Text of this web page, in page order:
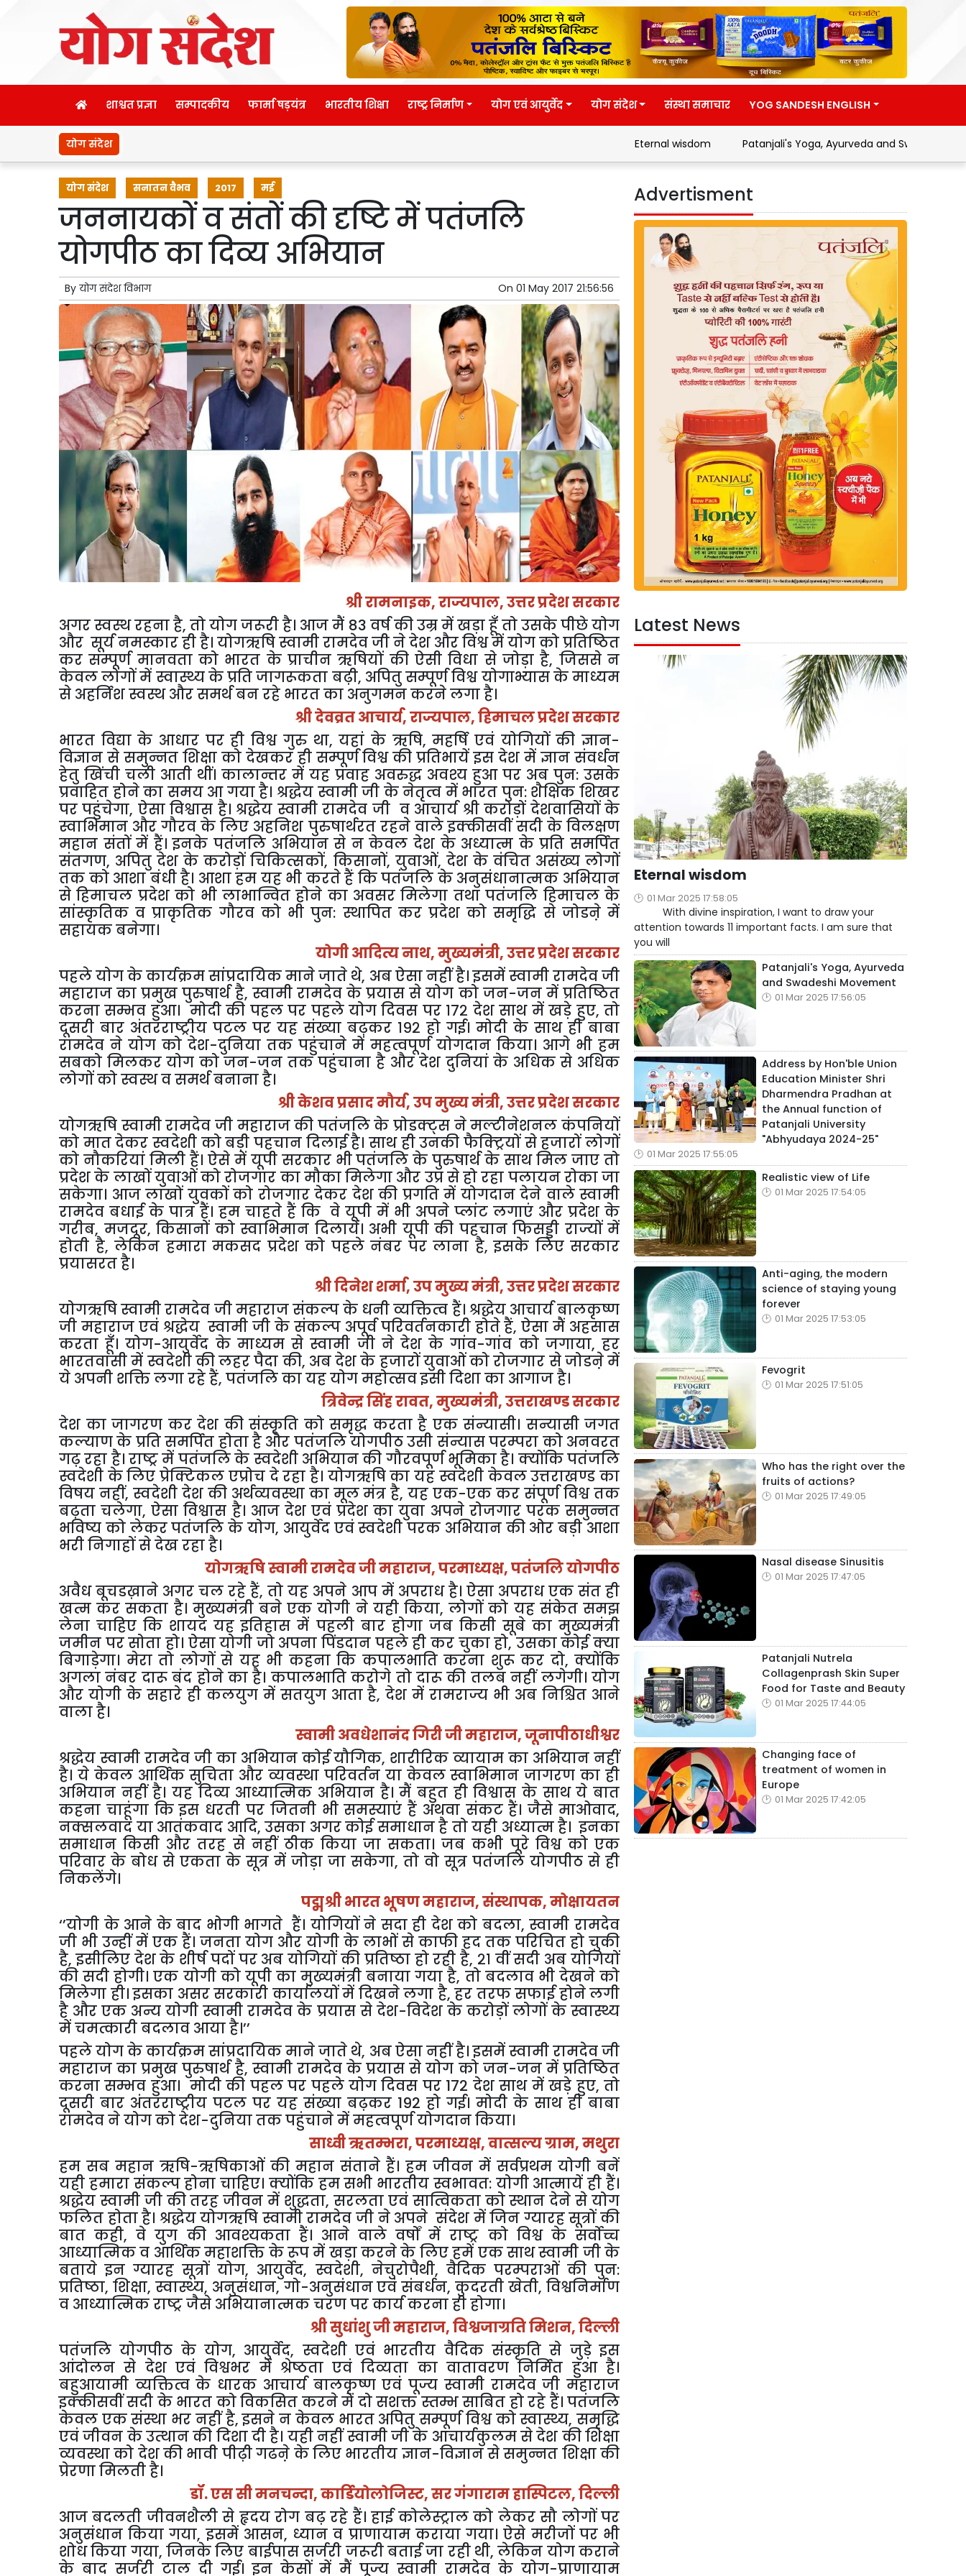
शाश्वत प्रज्ञा सम्पादकीय फार्मा षड़यंत्र भारतीय शिक्षा राष्ट्र निर्माण योग एवं आयुर्वेद योग संदेश संस्था समाचार YOG SANDESH ENGLISH
योग संदेश Eternal wisdom Patanjali's Yoga, Ayurveda and Swadeshi Movement
योग संदेश सनातन वैभव 2017 मई
जननायकों व संतों की दृष्टि में पतंजलि
योगपीठ का दिव्य अभियान
By योग संदेश विभाग On 01 May 2017 21:56:56
श्री रामनाइक,राज्यपाल,उत्तर प्रदेश सरकार
अगर स्वस्थ रहना है,तो योग जरूरी है। आज मैं 83 वर्ष की उम्र में खड़ा हूँ तो उसके पीछे योग
और सूर्य नमस्कार ही है। योगऋषि स्वामी रामदेव जी ने देश और विश्व में योग को प्रतिष्ठित
कर सम्पूर्ण मानवता को भारत के प्राचीन ऋषियों की ऐसी विधा से जोड़ा है, जिससे न
केवल लोगों में स्वास्थ्य के प्रति जागरूकता बढ़ी, अपितु सम्पूर्ण विश्व योगाभ्यास के माध्यम
से अहर्निश स्वस्थ और समर्थ बन रहे भारत का अनुगमन करने लगा है।
श्री देवव्रत आचार्य,राज्यपाल,हिमाचल प्रदेश सरकार
भारत विद्या के आधार पर ही विश्व गुरु था,यहां के ऋषि,महर्षि एवं योगियों की ज्ञान-
विज्ञान से समुन्नत शिक्षा को देखकर ही सम्पूर्ण विश्व की प्रतिभायें इस देश में ज्ञान संवर्धन
हेतु खिंची चली आती थीं। कालान्तर में यह प्रवाह अवरुद्ध अवश्य हुआ पर अब पुन: उसके
प्रवाहित होने का समय आ गया है। श्रद्धेय स्वामी जी के नेतृत्व में भारत पुन: शैक्षिक शिखर
पर पहुंचेगा, ऐसा विश्वास है। श्रद्धेय स्वामी रामदेव जी व आचार्य श्री करोड़ों देशवासियों के
स्वाभिमान और गौरव के लिए अहनिश पुरुषार्थरत रहने वाले इक्कीसवीं सदी के विलक्षण
महान संतों में हैं। इनके पतंजलि अभियान से न केवल देश के अध्यात्म के प्रति समर्पित
संतगण, अपितु देश के करोड़ों चिकित्सकों, किसानों, युवाओं, देश के वंचित असंख्य लोगों
तक को आशा बंधी है। आशा हम यह भी करते हैं कि पतंजलि के अनुसंधानात्मक अभियान
से हिमाचल प्रदेश को भी लाभान्वित होने का अवसर मिलेगा तथा पतंजलि हिमाचल के
सांस्कृतिक व प्राकृतिक गौरव को भी पुन: स्थापित कर प्रदेश को समृद्धि से जोडऩे में
सहायक बनेगा।
योगी आदित्य नाथ,मुख्यमंत्री,उत्तर प्रदेश सरकार
पहले योग के कार्यक्रम सांप्रदायिक माने जाते थे, अब ऐसा नहीं है। इसमें स्वामी रामदेव जी
महाराज का प्रमुख पुरुषार्थ है, स्वामी रामदेव के प्रयास से योग को जन-जन में प्रतिष्ठित
करना सम्भव हुआ। मोदी की पहल पर पहले योग दिवस पर १७२ देश साथ में खड़े हुए,तो
दूसरी बार अंतरराष्ट्रीय पटल पर यह संख्या बढ़कर १९२ हो गई। मोदी के साथ ही बाबा
रामदेव ने योग को देश-दुनिया तक पहुंचाने में महत्वपूर्ण योगदान किया। आगे भी हम
सबको मिलकर योग को जन-जन तक पहुंचाना है और देश दुनियां के अधिक से अधिक
लोगों को स्वस्थ व समर्थ बनाना है।
श्री केशव प्रसाद मौर्य,उप मुख्य मंत्री,उत्तर प्रदेश सरकार
योगऋषि स्वामी रामदेव जी महाराज की पतंजलि के प्रोडक्ट्स ने मल्टीनेशनल कंपनियों
को मात देकर स्वदेशी को बड़ी पहचान दिलाई है। साथ ही उनकी फैक्ट्रियों से हजारों लोगों
को नौकरियां मिली हैं। ऐसे में यूपी सरकार भी पतंजलि के पुरुषार्थ के साथ मिल जाए तो
प्रदेश के लाखों युवाओं को रोजगार का मौका मिलेगा और उप्र से हो रहा पलायन रोका जा
सकेगा। आज लाखों युवकों को रोजगार देकर देश की प्रगति में योगदान देने वाले स्वामी
रामदेव बधाई के पात्र हैं। हम चाहते हैं कि वे यूपी में भी अपने प्लांट लगाएं और प्रदेश के
गरीब, मजदूर, किसानों को स्वाभिमान दिलायें। अभी यूपी की पहचान फिसड्डी राज्यों में
होती है, लेकिन हमारा मकसद प्रदेश को पहले नंबर पर लाना है,इसके लिए सरकार
प्रयासरत है।
श्री दिनेश शर्मा,उप मुख्य मंत्री,उत्तर प्रदेश सरकार
योगऋषि स्वामी रामदेव जी महाराज संकल्प के धनी व्यक्तित्व हैं। श्रद्धेय आचार्य बालकृष्ण
जी महाराज एवं श्रद्धेय स्वामी जी के संकल्प अपूर्व परिवर्तनकारी होते हैं,ऐसा मैं अहसास
करता हूँ। योग-आयुर्वेद के माध्यम से स्वामी जी ने देश के गांव-गांव को जगाया,हर
भारतवासी में स्वदेशी की लहर पैदा की, अब देश के हजारों युवाओं को रोजगार से जोडऩे में
ये अपनी शक्ति लगा रहे हैं, पतंजलि का यह योग महोत्सव इसी दिशा का आगाज है।
त्रिवेन्द्र सिंह रावत,मुख्यमंत्री,उत्तराखण्ड सरकार
देश का जागरण कर देश की संस्कृति को समृद्ध करता है एक संन्यासी। सन्यासी जगत
कल्याण के प्रति समर्पित होता है और पतंजलि योगपीठ उसी संन्यास परम्परा को अनवरत
गढ़ रहा है। राष्ट्र में पतंजलि के स्वदेशी अभियान की गौरवपूर्ण भूमिका है। क्योंकि पतंजलि
स्वदेशी के लिए प्रेक्टिकल एप्रोच दे रहा है। योगऋषि का यह स्वदेशी केवल उत्तराखण्ड का
विषय नहीं, स्वदेशी देश की अर्थव्यवस्था का मूल मंत्र है,यह एक-एक कर संपूर्ण विश्व तक
बढ़ता चलेगा,ऐसा विश्वास है। आज देश एवं प्रदेश का युवा अपने रोजगार परक समुन्नत
भविष्य को लेकर पतंजलि के योग, आयुर्वेद एवं स्वदेशी परक अभियान की ओर बड़ी आशा
भरी निगाहों से देख रहा है।
योगऋषि स्वामी रामदेव जी महाराज,परमाध्यक्ष,पतंजलि योगपीठ
अवैध बूचडख़ाने अगर चल रहे हैं,तो यह अपने आप में अपराध है। ऐसा अपराध एक संत ही
खत्म कर सकता है। मुख्यमंत्री बने एक योगी ने यही किया,लोगों को यह संकेत समझ
लेना चाहिए कि शायद यह इतिहास में पहली बार होगा जब किसी सूबे का मुख्यमंत्री
जमीन पर सोता हो। ऐसा योगी जो अपना पिंडदान पहले ही कर चुका हो, उसका कोई क्या
बिगाड़ेगा। मेरा तो लोगों से यह भी कहना कि कपालभाति करना शुरू कर दो, क्योंकि
अगला नंबर दारू बंद होने का है। कपालभाति करोगे तो दारू की तलब नहीं लगेगी। योग
और योगी के सहारे ही कलयुग में सतयुग आता है,देश में रामराज्य भी अब निश्चित आने
वाला है।
स्वामी अवधेशानंद गिरी जी महाराज,जूनापीठाधीश्वर
श्रद्धेय स्वामी रामदेव जी का अभियान कोई यौगिक, शारीरिक व्यायाम का अभियान नहीं
है। ये केवल आर्थिक सुचिता और व्यवस्था परिवर्तन या केवल स्वाभिमान जागरण का ही
अभियान नहीं है। यह दिव्य आध्यात्मिक अभियान है। मैं बहुत ही विश्वास के साथ ये बात
कहना चाहूंगा कि इस धरती पर जितनी भी समस्याएं हैं अथवा संकट हैं। जैसे माओवाद,
नक्सलवाद या आतंकवाद आदि, उसका अगर कोई समाधान है तो यही अध्यात्म है। इनका
समाधान किसी और तरह से नहीं ठीक किया जा सकता। जब कभी पूरे विश्व को एक
परिवार के बोध से एकता के सूत्र में जोड़ा जा सकेगा, तो वो सूत्र पतंजलि योगपीठ से ही
निकलेंगे।
पद्मश्री भारत भूषण महाराज,संस्थापक,मोक्षायतन
‘’योगी के आने के बाद भोगी भागते हैं। योगियों ने सदा ही देश को बदला,स्वामी रामदेव
जी भी उन्हीं में एक हैं। जनता योग और योगी के लाभों से काफी हद तक परिचित हो चुकी
है,इसीलिए देश के शीर्ष पदों पर अब योगियों की प्रतिष्ठा हो रही है, २१ वीं सदी अब योगियों
की सदी होगी। एक योगी को यूपी का मुख्यमंत्री बनाया गया है, तो बदलाव भी देखने को
मिलेगा ही। इसका असर सरकारी कार्यालयों में दिखने लगा है, हर तरफ सफाई होने लगी
है और एक अन्य योगी स्वामी रामदेव के प्रयास से देश-विदेश के करोड़ों लोगों के स्वास्थ्य
में चमत्कारी बदलाव आया है।’’
पहले योग के कार्यक्रम सांप्रदायिक माने जाते थे, अब ऐसा नहीं है। इसमें स्वामी रामदेव जी
महाराज का प्रमुख पुरुषार्थ है, स्वामी रामदेव के प्रयास से योग को जन-जन में प्रतिष्ठित
करना सम्भव हुआ। मोदी की पहल पर पहले योग दिवस पर 172 देश साथ में खड़े हुए,तो
दूसरी बार अंतरराष्ट्रीय पटल पर यह संख्या बढ़कर 192 हो गई। मोदी के साथ ही बाबा
रामदेव ने योग को देश-दुनिया तक पहुंचाने में महत्वपूर्ण योगदान किया।
साध्वी ऋतम्भरा,परमाध्यक्ष,वात्सल्य ग्राम,मथुरा
हम सब महान ऋषि-ऋषिकाओं की महान संताने हैं। हम जीवन में सर्वप्रथम योगी बनें
यही हमारा संकल्प होना चाहिए। क्योंकि हम सभी भारतीय स्वभावत: योगी आत्मायें ही हैं।
श्रद्धेय स्वामी जी की तरह जीवन में शुद्धता, सरलता एवं सात्विकता को स्थान देने से योग
फलित होता है। श्रद्धेय योगऋषि स्वामी रामदेव जी ने अपने संदेश में जिन ग्यारह सूत्रों की
बात कही,वे युग की आवश्यकता हैं। आने वाले वर्षों में राष्ट्र को विश्व के सर्वोच्च
आध्यात्मिक व आर्थिक महाशक्ति के रूप में खड़ा करने के लिए हमें एक साथ स्वामी जी के
बताये इन ग्यारह सूत्रों योग, आयुर्वेद, स्वदेशी, नेचुरोपैथी, वैदिक परम्पराओं की पुन:
प्रतिष्ठा, शिक्षा, स्वास्थ्य, अनुसंधान, गो-अनुसंधान एवं संबर्धन,कुदरती खेती,विश्वनिर्माण
व आध्यात्मिक राष्ट्र जैसे अभियानात्मक चरण पर कार्य करना ही होगा।
श्री सुधांशु जी महाराज,विश्वजाग्रति मिशन,दिल्ली
पतंजलि योगपीठ के योग, आयुर्वेद, स्वदेशी एवं भारतीय वैदिक संस्कृति से जुड़े इस
आंदोलन से देश एवं विश्वभर में श्रेष्ठता एवं दिव्यता का वातावरण निर्मित हुआ है।
बहुआयामी व्यक्तित्व के धारक आचार्य बालकृष्ण एवं पूज्य स्वामी रामदेव जी महाराज
इक्कीसवीं सदी के भारत को विकसित करने में दो सशक्त स्तम्भ साबित हो रहे हैं। पतंजलि
केवल एक संस्था भर नहीं है,इसने न केवल भारत अपितु सम्पूर्ण विश्व को स्वास्थ्य,समृद्धि
एवं जीवन के उत्थान की दिशा दी है। यही नहीं स्वामी जी के आचार्यकुलम से देश की शिक्षा
व्यवस्था को देश की भावी पीढ़ी गढऩे के लिए भारतीय ज्ञान-विज्ञान से समुन्नत शिक्षा की
प्रेरणा मिलती है।
डॉ. एस सी मनचन्दा,कार्डियोलोजिस्ट,सर गंगाराम हास्पिटल,दिल्ली
आज बदलती जीवनशैली से हृदय रोग बढ़ रहे हैं। हाई कोलेस्ट्राल को लेकर सौ लोगों पर
अनुसंधान किया गया,इसमें आसन, ध्यान व प्राणायाम कराया गया। ऐसे मरीजों पर भी
शोध किया गया,जिनके लिए बाईपास सर्जरी जरूरी बताई जा रही थी,लेकिन योग कराने
के बाद सर्जरी टाल दी गई। इन केसों में मैं पूज्य स्वामी रामदेव के योग-प्राणायाम
Advertisment
Latest News
Eternal wisdom
01 Mar 2025 17:58:05
With divine inspiration, I want to draw your
attention towards 11 important facts. I am sure that
you will
Patanjali's Yoga, Ayurveda
and Swadeshi Movement
01 Mar 2025 17:56:05
Address by Hon'ble Union
Education Minister Shri
Dharmendra Pradhan at
the Annual function of
Patanjali University
"Abhyudaya 2024-25"
01 Mar 2025 17:55:05
Realistic view of Life
01 Mar 2025 17:54:05
Anti-aging, the modern
science of staying young
forever
01 Mar 2025 17:53:05
Fevogrit
01 Mar 2025 17:51:05
Who has the right over the
fruits of actions?
01 Mar 2025 17:49:05
Nasal disease Sinusitis
01 Mar 2025 17:47:05
Patanjali Nutrela
Collagenprash Skin Super
Food for Taste and Beauty
01 Mar 2025 17:44:05
Changing face of
treatment of women in
Europe
01 Mar 2025 17:42:05